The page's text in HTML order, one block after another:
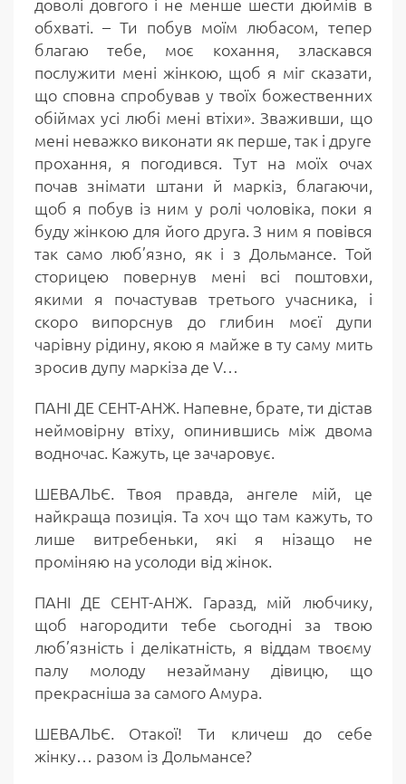
обхваті. – Ти побув моїм любасом, тепер
благаю тебе, моє кохання, зласкався
послужити мені жінкою, щоб я міг сказати,
що сповна спробував у твоїх божественних
обіймах усі любі мені втіхи». Зваживши, що
мені неважко виконати як перше, так і друге
прохання, я погодився. Тут на моїх очах
почав знімати штани й маркіз, благаючи,
щоб я побув із ним у ролі чоловіка, поки я
буду жінкою для його друга. З ним я повівся
так само люб’язно, як і з Дольмансе. Той
сторицею повернув мені всі поштовхи,
якими я почастував третього учасника, і
скоро випорснув до глибин моєї дупи
чарівну рідину, якою я майже в ту саму мить
зросив дупу маркіза де V…
ПАНІ ДЕ СЕНТ-АНЖ. Напевне, брате, ти дістав
неймовірну втіху, опинившись між двома
водночас. Кажуть, це зачаровує.
ШЕВАЛЬЄ. Твоя правда, ангеле мій, це
найкраща позиція. Та хоч що там кажуть, то
лише витребеньки, які я нізащо не
проміняю на усолоди від жінок.
ПАНІ ДЕ СЕНТ-АНЖ. Гаразд, мій любчику,
щоб нагородити тебе сьогодні за твою
люб’язність і делікатність, я віддам твоєму
палу молоду незайману дівицю, що
прекрасніша за самого Амура.
ШЕВАЛЬЄ. Отакої! Ти кличеш до себе
жінку… разом із Дольмансе?